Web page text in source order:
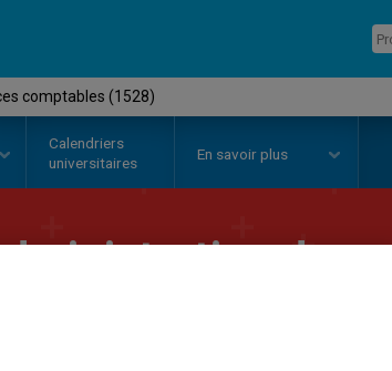
comptables (1528)
Calendriers
universitaires
En savoir plus
des
comptables